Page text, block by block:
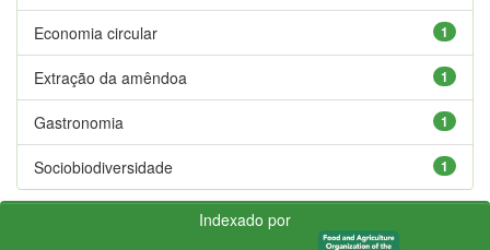
1
Economia circular
1
Extração da amêndoa
1
Gastronomia
1
Sociobiodiversidade
Indexado por